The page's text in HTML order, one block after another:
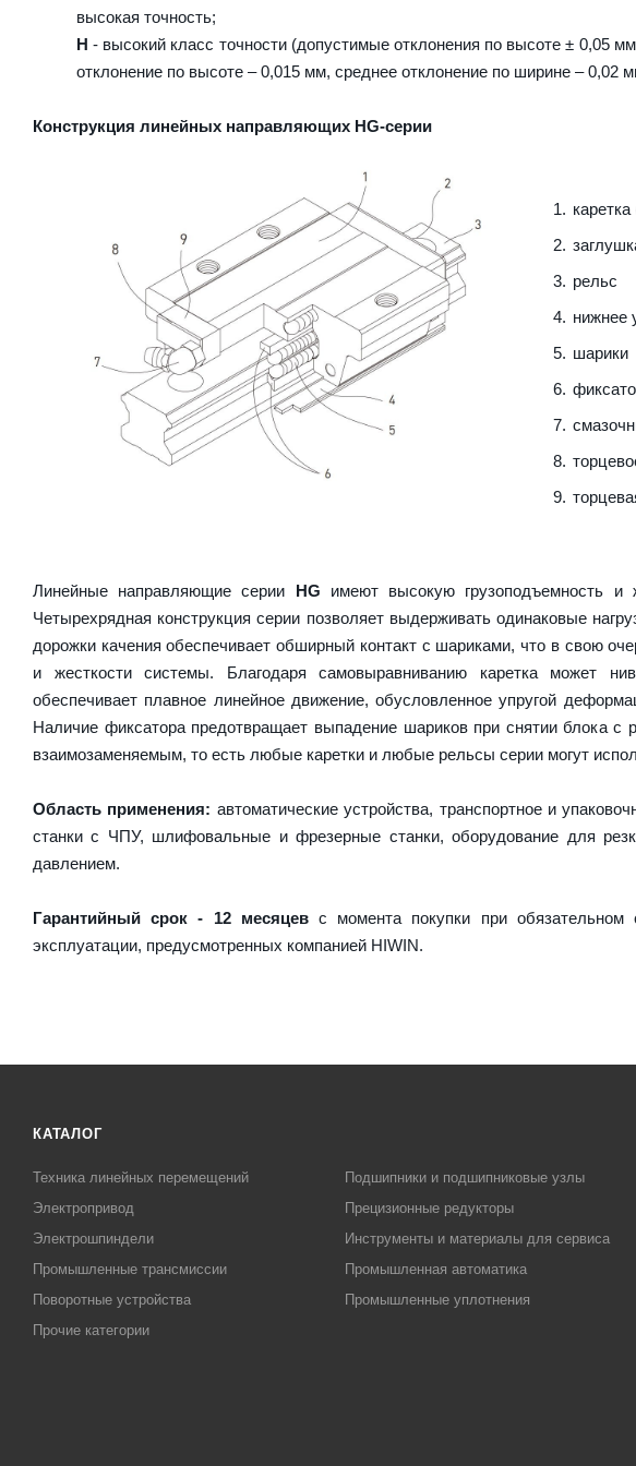
высокая точность;
H - высокий класс точности (допустимые отклонения по высоте ± 0,05
отклонение по высоте – 0,015 мм, среднее отклонение по ширине – 0,02
Конструкция линейных направляющих HG-серии
каретка
рельс
нижнее
шарики
Линейные направляющие серии HG имеют высокую грузоподъемность и
Четырехрядная конструкция серии позволяет выдерживать одинаковые
дорожки качения обеспечивает обширный контакт с шариками, что в свою
и жесткости системы. Благодаря самовыравниванию каретка может
обеспечивает плавное линейное движение, обусловленное упругой
Наличие фиксатора предотвращает выпадение шариков при снятии блока
взаимозаменяемым, то есть любые каретки и любые рельсы серии могут
Область применения: автоматические устройства, транспортное и
станки с ЧПУ, шлифовальные и фрезерные станки, оборудование для
давлением.
Гарантийный срок - 12 месяцевс момента покупки при обязательном
эксплуатации, предусмотренных компанией HIWIN.
КАТАЛОГ
Техника линейных перемещений
Подшипники и подшипниковые узлы
Электропривод
Прецизионные редукторы
Электрошпиндели
Инструменты и материалы для сервиса
Промышленные трансмиссии
Промышленная автоматика
Поворотные устройства
Промышленные уплотнения
Прочие категории